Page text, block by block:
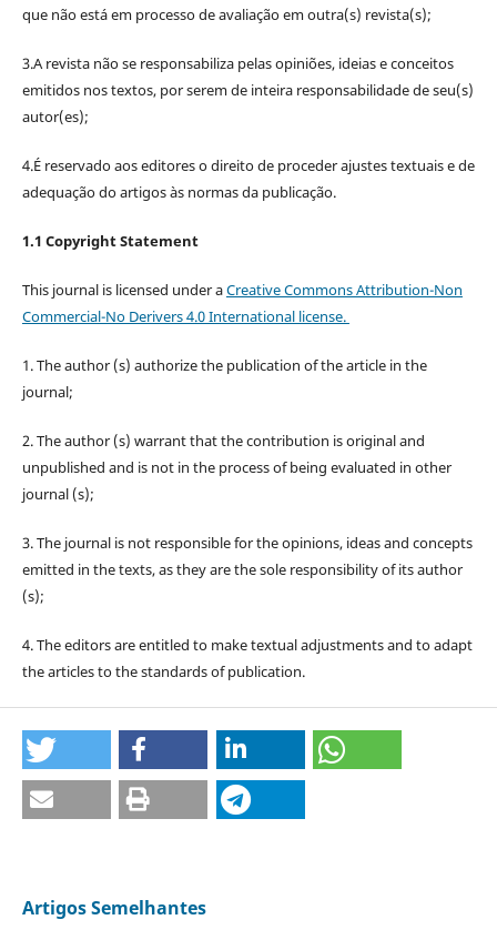
que não está em processo de avaliação em outra(s) revista(s);
3.A revista não se responsabiliza pelas opiniões, ideias e conceitos
emitidos nos textos, por serem de inteira responsabilidade de seu(s)
autor(es);
4.É reservado aos editores o direito de proceder ajustes textuais e de
adequação do artigos às normas da publicação.
1.1 Copyright Statement
This journal is licensed under aCreative Commons Attribution-Non
Commercial-No Derivers 4.0 International license.
1. The author (s) authorize the publication of the article in the
journal;
2. The author (s) warrant that the contribution is original and
unpublished and is not in the process of being evaluated in other
journal (s);
3. The journal is not responsible for the opinions, ideas and concepts
emitted in the texts, as they are the sole responsibility of its author
(s);
4. The editors are entitled to make textual adjustments and to adapt
the articles to the standards of publication.
Artigos Semelhantes